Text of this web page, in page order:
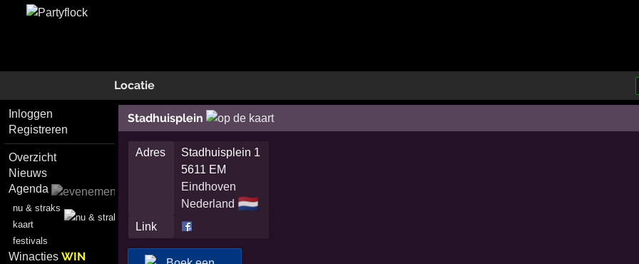
Locatie
Inloggen
Registreren
Overzicht
Nieuws
Agenda
nu & straks
kaart
festivals
WinactiesWIN
Stadhuisplein
Adres
Stadhuisplein 1
5611 EM
Eindhoven
Nederland 🇳🇱
Link